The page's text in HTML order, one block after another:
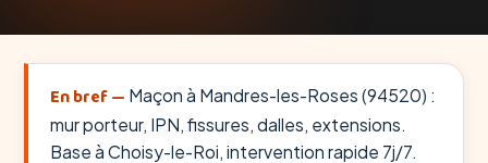
En bref — Maçon à Mandres-les-Roses (94520) :
mur porteur, IPN, fissures, dalles, extensions.
Base à Choisy-le-Roi, intervention rapide 7j/7.